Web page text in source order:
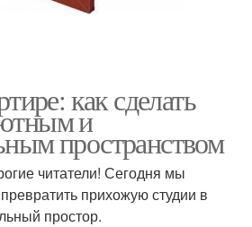
как сделать
и
пространством
читатели! Сегодня мы
прихожую студии в
простор.